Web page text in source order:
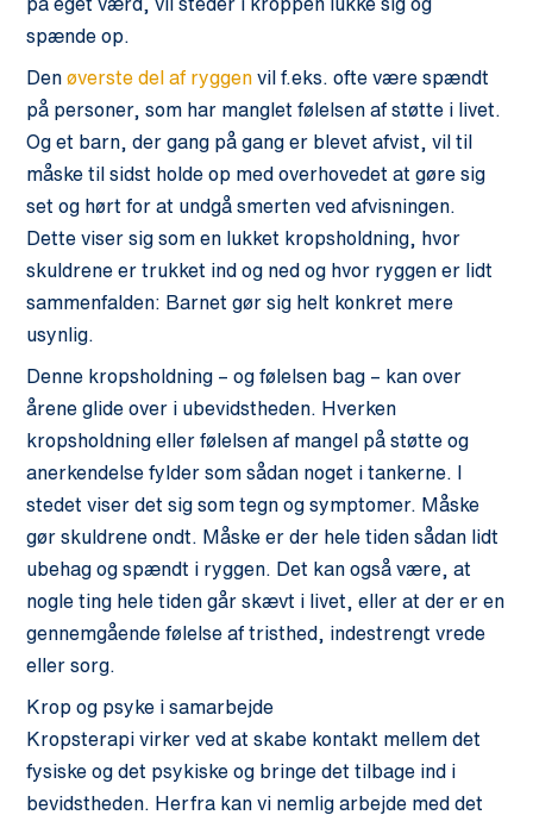
spænde op.
Denøverste del af ryggen vil f.eks. ofte være spændt
på personer, som har manglet følelsen af støtte i livet.
Og et barn, der gang på gang er blevet afvist, vil til
måske til sidst holde op med overhovedet at gøre sig
set og hørt for at undgå smerten ved afvisningen.
Dette viser sig som en lukket kropsholdning, hvor
skuldrene er trukket ind og ned og hvor ryggen er lidt
sammenfalden: Barnet gør sig helt konkret mere
usynlig.
Denne kropsholdning – og følelsen bag – kan over
årene glide over i ubevidstheden. Hverken
kropsholdning eller følelsen af mangel på støtte og
anerkendelse fylder som sådan noget i tankerne. I
stedet viser det sig som tegn og symptomer. Måske
gør skuldrene ondt. Måske er der hele tiden sådan lidt
ubehag og spændt i ryggen. Det kan også være, at
nogle ting hele tiden går skævt i livet, eller at der er en
gennemgående følelse af tristhed, indestrengt vrede
eller sorg.
Krop og psyke i samarbejde
Kropsterapi virker ved at skabe kontakt mellem det
fysiske og det psykiske og bringe det tilbage ind i
bevidstheden. Herfra kan vi nemlig arbejde med det